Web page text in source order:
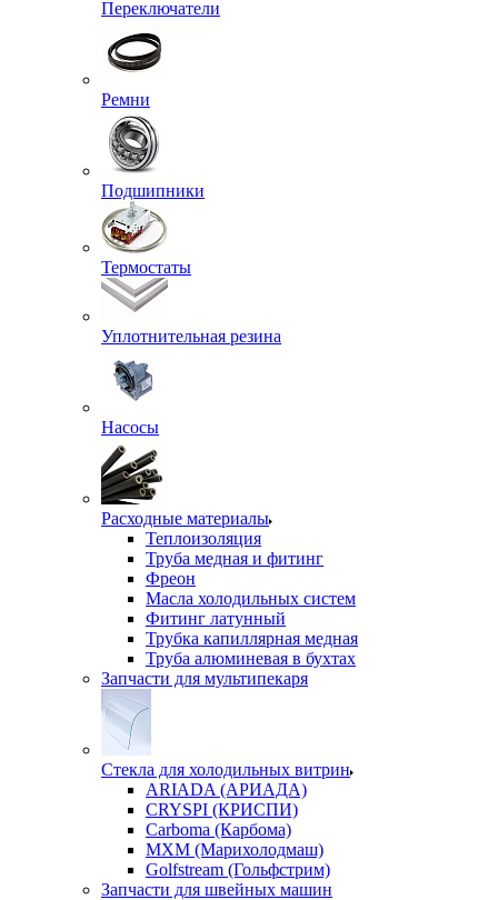
Переключатели
Ремни
Подшипники
Термостаты
Уплотнительная резина
Насосы
Расходные материалы
Теплоизоляция
Труба медная и фитинг
Фреон
Масла холодильных систем
Фитинг латунный
Трубка капиллярная медная
Труба алюминевая в бухтах
Запчасти для мультипекаря
Стекла для холодильных витрин
ARIADA (АРИАДА)
CRYSPI (КРИСПИ)
Carboma (Карбома)
MXM (Марихолодмаш)
Golfstream (Гольфстрим)
Запчасти для швейных машин